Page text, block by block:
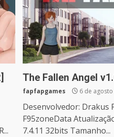
The Fallen Angel
fapfapgames 6 de
Desenvolvedor: Drakus
F95zoneData
7.4.11 32bits Tamanho...